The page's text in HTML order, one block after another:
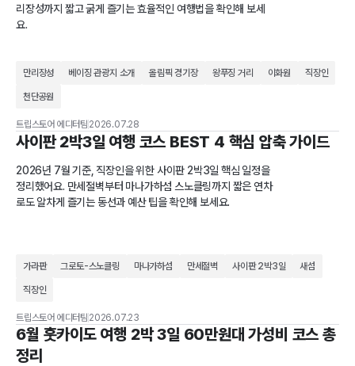
리장성까지 짧고 굵게 즐기는 효율적인 여행법을 확인해 보세
요.
만리장성 베이징 관광지 소개 올림픽 경기장 왕푸징 거리 이화원 직장인
천단공원
트립스토어 에디터팀 2026.07.28
사이판 2박3일 여행 코스 BEST 4 핵심 압축 가이드
2026년 7월 기준, 직장인을 위한 사이판 2박3일 핵심 일정을
정리했어요. 만세절벽부터 마나가하섬 스노클링까지 짧은 연차
로도 알차게 즐기는 동선과 예산 팁을 확인해 보세요.
가라판 그로토-스노클링 마나가하섬 만세절벽 사이판 2박3일 새섬
직장인
트립스토어 에디터팀 2026.07.23
6월 훗카이도 여행 2박 3일 60만원대 가성비 코스 총
정리